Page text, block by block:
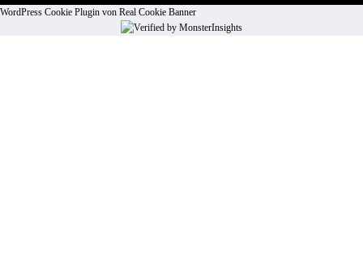
WordPress Cookie Plugin von Real Cookie Banner